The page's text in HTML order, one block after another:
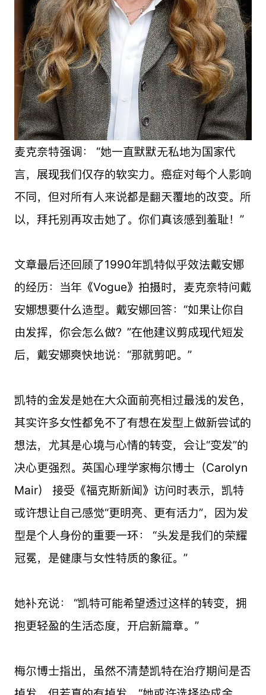
麦克奈特强调： “她一直默默无私地为国家代
言，展现我们仅存的软实力。癌症对每个人影响
不同，但对所有人来说都是翻天覆地的改变。所
以，拜托别再攻击她了。你们真该感到羞耻！”
文章最后还回顾了1990年凯特似乎效法戴安娜
的经历：当年《Vogue》拍摄时，麦克奈特问戴
安娜想要什么造型。戴安娜回答：“如果让你自
由发挥，你会怎么做？”在他建议剪成现代短发
后，戴安娜爽快地说：“那就剪吧。”
凯特的金发是她在大众面前亮相过最浅的发色，
其实许多女性都免不了有想在发型上做新尝试的
想法，尤其是心境与心情的转变，会让“变发”的
决心更强烈。英国心理学家梅尔博士（Carolyn
Mair） 接受《福克斯新闻》访问时表示，凯特
或许想让自己感觉“更明亮、更有活力”，因为发
型是个人身份的重要一环： “头发是我们的荣耀
冠冕，是健康与女性特质的象征。”
她补充说： “凯特可能希望透过这样的转变，拥
抱更轻盈的生活态度，开启新篇章。”
梅尔博士指出，虽然不清楚凯特在治疗期间是否